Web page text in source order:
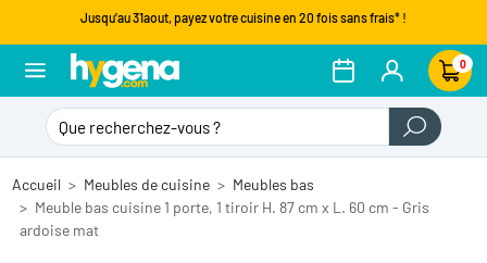
Jusqu'au 31aout, payez votre cuisine en 20 fois sans frais* !
0
Accueil Meubles de cuisine
Meubles bas
Meuble bas cuisine 1 porte, 1 tiroir H. 87 cm x L. 60 cm - Gris
ardoise mat